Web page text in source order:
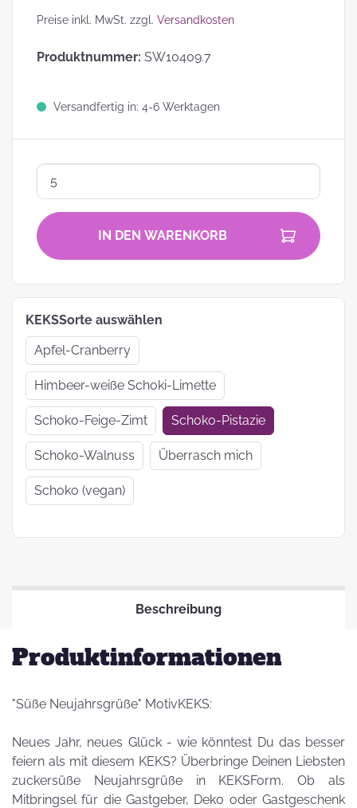
Preise inkl. MwSt. zzgl. Versandkosten
Produktnummer: SW10409.7
Versandfertig in: 4-6 Werktagen
IN DEN WARENKORB
KEKSSorte auswählen
Apfel-Cranberry
Himbeer-weiße Schoki-Limette
Schoko-Feige-Zimt Schoko-Pistazie
Schoko-Walnuss Überrasch mich
Schoko (vegan)
Beschreibung
Produktinformationen
"Süße Neujahrsgrüße" MotivKEKS:
Neues Jahr, neues Glück - wie könntest Du das besser
feiern als mit diesem KEKS? Überbringe Deinen Liebsten
zuckersüße Neujahrsgrüße in KEKSForm. Ob als
Mitbringsel für die Gastgeber, Deko oder Gastgeschenk